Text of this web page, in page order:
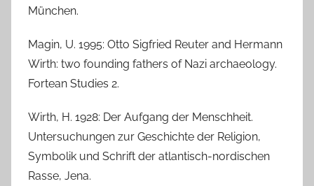
München.
Magin, U. 1995: Otto Sigfried Reuter and Hermann
Wirth: two founding fathers of Nazi archaeology.
Fortean Studies 2.
Wirth, H. 1928: Der Aufgang der Menschheit.
Untersuchungen zur Geschichte der Religion,
Symbolik und Schrift der atlantisch-nordischen
Rasse, Jena.